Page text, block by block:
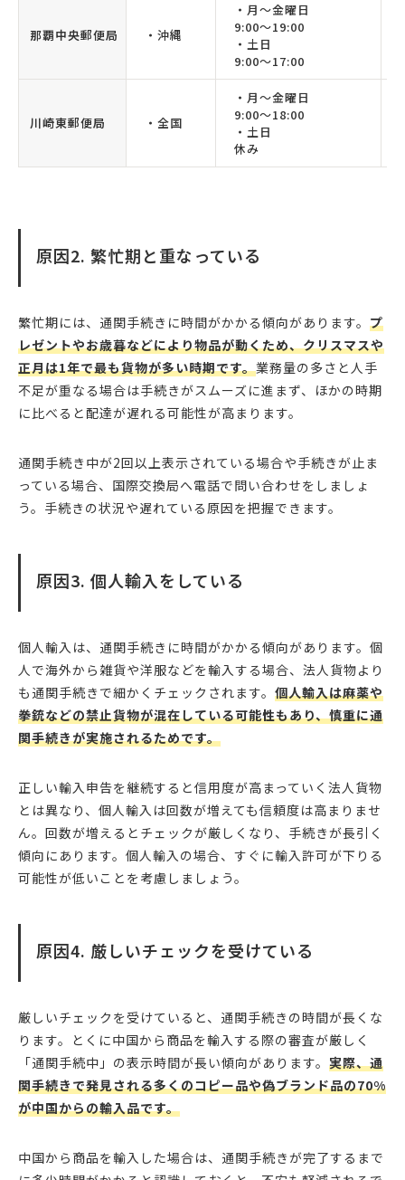
那覇中央郵便局 ・沖縄
・月〜金曜日
9:00〜19:00
・土日
9:00〜17:00
川崎東郵便局 ・全国
・月〜金曜日
9:00〜18:00
・土日
休み
原因2. 繁忙期と重なっている
繁忙期には、通関手続きに時間がかかる傾向があります。 プ
レゼントやお歳暮などにより物品が動くため、クリスマスや
正月は1年で最も貨物が多い時期です。業務量の多さと人手
不足が重なる場合は手続きがスムーズに進まず、ほかの時期
に比べると配達が遅れる可能性が高まります。
通関手続き中が2回以上表示されている場合や手続きが止ま
っている場合、国際交換局へ電話で問い合わせをしましょ
う。手続きの状況や遅れている原因を把握できます。
原因3. 個人輸入をしている
個人輸入は、通関手続きに時間がかかる傾向があります。個
人で海外から雑貨や洋服などを輸入する場合、法人貨物より
も通関手続きで細かくチェックされます。 個人輸入は麻薬や
拳銃などの禁止貨物が混在している可能性もあり、慎重に通
関手続きが実施されるためです。
正しい輸入申告を継続すると信用度が高まっていく法人貨物
とは異なり、個人輸入は回数が増えても信頼度は高まりませ
ん。回数が増えるとチェックが厳しくなり、手続きが長引く
傾向にあります。個人輸入の場合、すぐに輸入許可が下りる
可能性が低いことを考慮しましょう。
原因4. 厳しいチェックを受けている
厳しいチェックを受けていると、通関手続きの時間が長くな
ります。とくに中国から商品を輸入する際の審査が厳しく
「通関手続中」の表示時間が長い傾向があります。 実際、通
関手続きで発見される多くのコピー品や偽ブランド品の70%
が中国からの輸入品です。
中国から商品を輸入した場合は、通関手続きが完了するまで